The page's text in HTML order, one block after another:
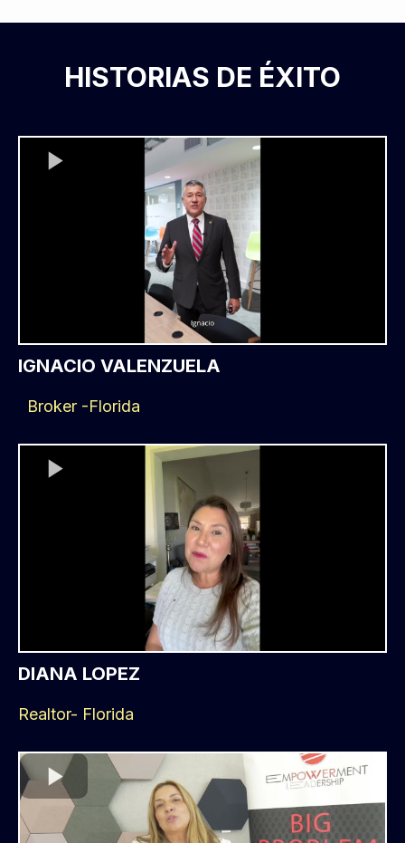
HISTORIAS DE ÉXITO
IGNACIO VALENZUELA
Broker -Florida
DIANA LOPEZ
Realtor- Florida